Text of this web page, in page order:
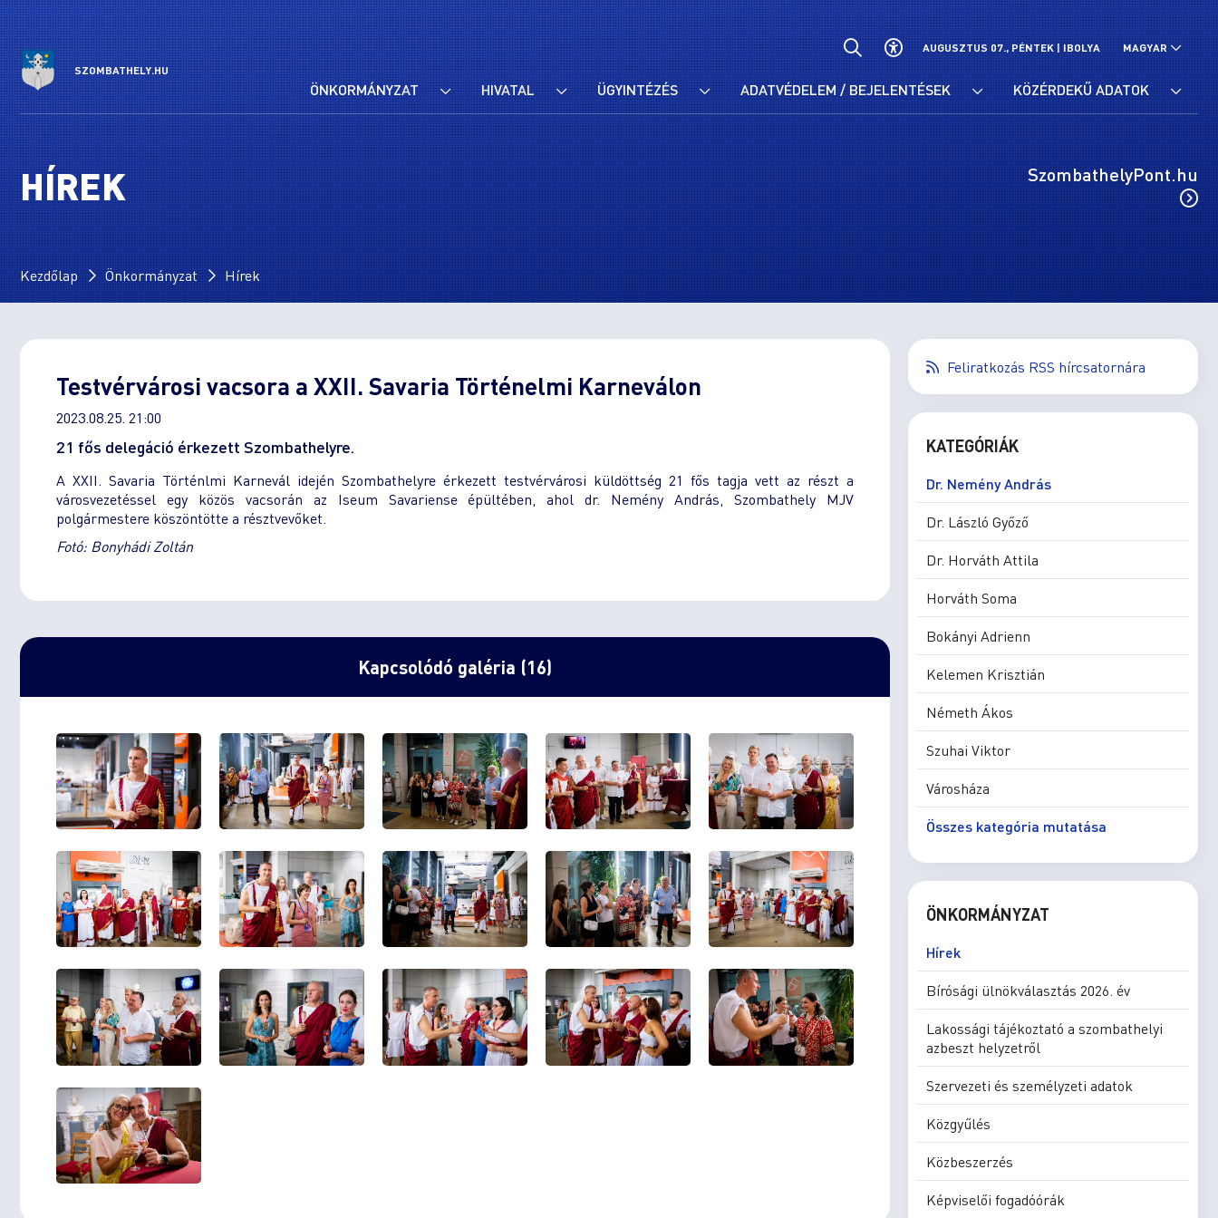
SZOMBATHELY.HU
AUGUSZTUS 07., PÉNTEK |IBOLYA MAGYAR
ÖNKORMÁNYZAT HIVATAL ÜGYINTÉZÉS ADATVÉDELEM / BEJELENTÉSEK KÖZÉRDEKŰ ADATOK
HÍREK SzombathelyPont.hu
Kezdőlap Önkormányzat Hírek
Testvérvárosi vacsora a XXII. Savaria Történelmi Karneválon
2023.08.25. 21:00
21 fős delegáció érkezett Szombathelyre.
A XXII. Savaria Történlmi Karnevál idején Szombathelyre érkezett testvérvárosi küldöttség 21 fős tagja vett az részt a
városvezetéssel egy közös vacsorán az Iseum Savariense épültében, ahol dr. Nemény András, Szombathely MJV
polgármestere köszöntötte a résztvevőket.
Fotó: Bonyhádi Zoltán
Kapcsolódó galéria (16)
Feliratkozás RSS hírcsatornára
KATEGÓRIÁK
Dr. Nemény András
Dr. László Győző
Dr. Horváth Attila
Horváth Soma
Bokányi Adrienn
Kelemen Krisztián
Németh Ákos
Szuhai Viktor
Városháza
Összes kategória mutatása
ÖNKORMÁNYZAT
Hírek
Bírósági ülnökválasztás 2026. év
Lakossági tájékoztató a szombathelyi
azbeszt helyzetről
Szervezeti és személyzeti adatok
Közgyűlés
Közbeszerzés
Képviselői fogadóórák